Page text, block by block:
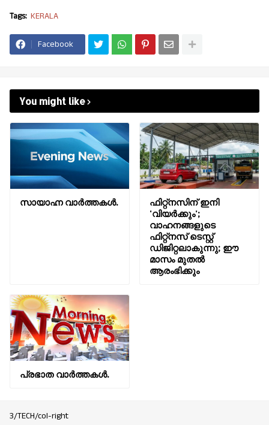
Tags: KERALA
Facebook
You might like
സായാഹ്ന വാര്‍ത്തകള്‍.
ഫിറ്റ്നസിന് ഇനി
'വിയർക്കും';
വാഹനങ്ങളുടെ
ഫിറ്റ്‌നസ് ടെസ്റ്റ്
ഡിജിറ്റലാകുന്നു; ഈ
മാസം മുതൽ
ആരംഭിക്കും
പ്രഭാത വാർത്തകൾ.
3/TECH/col-right